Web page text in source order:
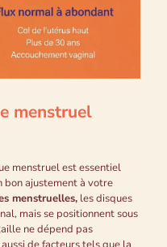
menstruel
menstruel est essentiel
bon ajustement à votre
menstruelles, les disques
mais se positionnent sous
ne dépend pas